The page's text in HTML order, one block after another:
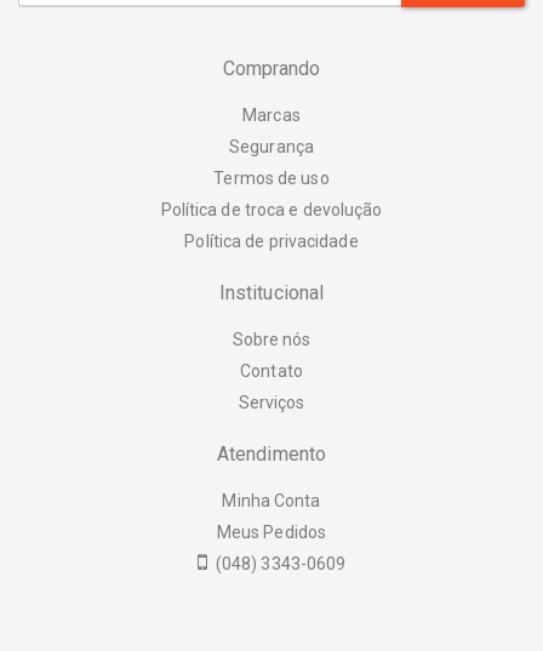
Comprando
Marcas
Segurança
Termos de uso
Política de troca e devolução
Política de privacidade
Institucional
Sobre nós
Contato
Serviços
Atendimento
Minha Conta
Meus Pedidos
(048) 3343-0609